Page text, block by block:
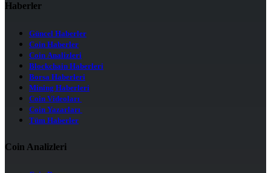
Haberler
Güncel Haberler
Coin Haberler
Coin Analizleri
Blockchain Haberleri
Borsa Haberleri
Mining Haberleri
Coin Videoları
Coin Yazarları
Tüm Haberler
Coin Analizleri